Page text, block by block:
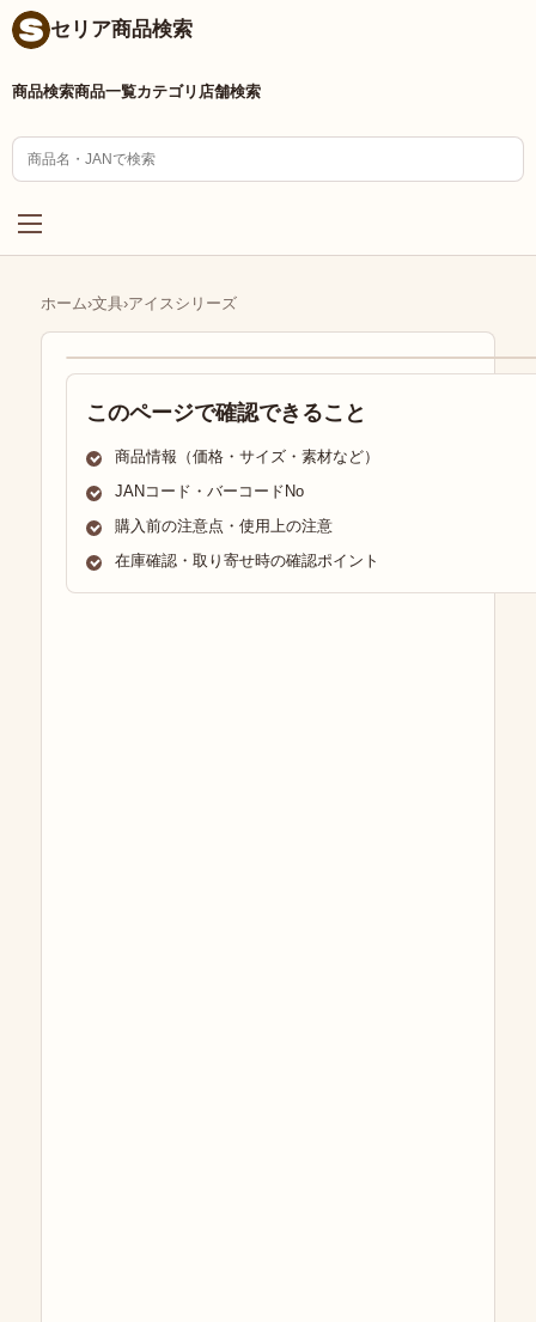
セリア商品検索
商品検索商品一覧カテゴリ 店舗検索
ホーム›文具›アイスシリーズ
このページで確認できること
商品情報（価格・サイズ・素材など）
JANコード・バーコードNo
購入前の注意点・使用上の注意
在庫確認・取り寄せ時の確認ポイント